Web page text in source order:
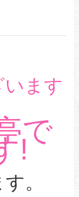
ます
で
!
。